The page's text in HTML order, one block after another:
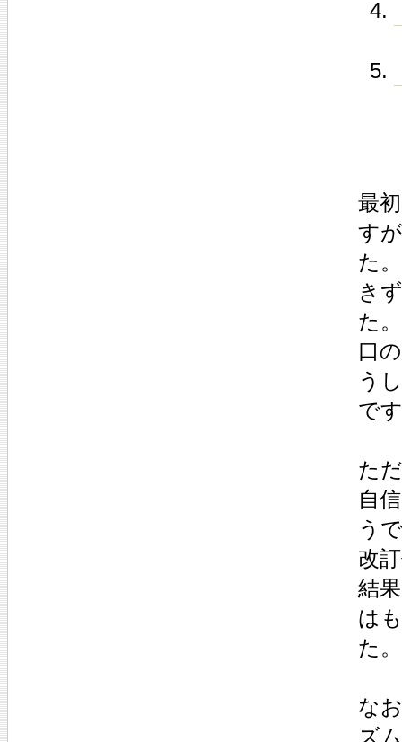
最
す
た
き
た。
口
う
で
た
自
う
改
結
は
た。
な
ズ